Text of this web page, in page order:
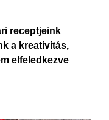
receptjeink
a kreativitás,
elfeledkezve